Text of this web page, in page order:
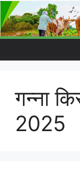
गन्ना
2025